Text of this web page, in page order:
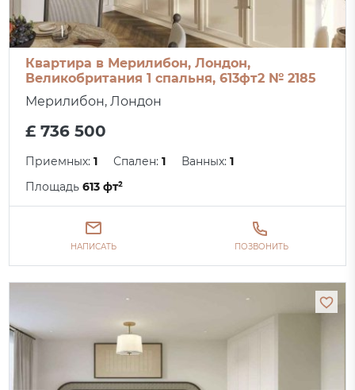
Квартира в Мерилибон, Лондон,
Великобритания 1 спальня, 613фт2 № 2185
Мерилибон, Лондон
£ 736 500
Приемных:1 Спален:1 Ванных:1
Площадь613 фт²
НАПИСАТЬ ПОЗВОНИТЬ